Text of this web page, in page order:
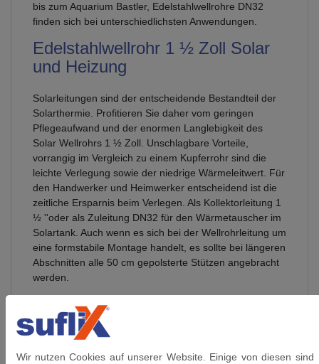
bis zum Aquarium Bastler, Edelstahlwellrohre DN32
finden sich bei unterschiedlichsten Anwendungen.
Edelstahlwellrohr 1 ½ Zoll Solar
und Heizung
Solarleitungen sind der entscheidende Bestandteil der
Solarthermie. Profitieren Sie daher vom geringen
Pflegeaufwand und der enormen Langlebigkeit des
Solar Wellrohrs 1 ½ Zoll. Unschlagbare Vorteile,
vorrangig im Vergleich zu einem Kupferrohr sind die
leichte Verlegung sowie der niedrige Wärmeleitwert. Für
den Handwerker und Heimwerker entscheidend ist die
zeitliche Ersparnis beim Verlegen. Als Kollektorleitung 1
½ ''oder als Zuleitung DN32 für den Wärmetauscher im
Solartank. Auch wenn es sich bei der Wellrohrleitung um
eine formstabile Montage handelt, es sollte bei längeren
Abschnitten alle 50 cm gepolsterte Stützen angebracht
werden.
Nennweite
Verschraubung
Wir nutzen Cookies auf unserer Website. Einige von diesen sind